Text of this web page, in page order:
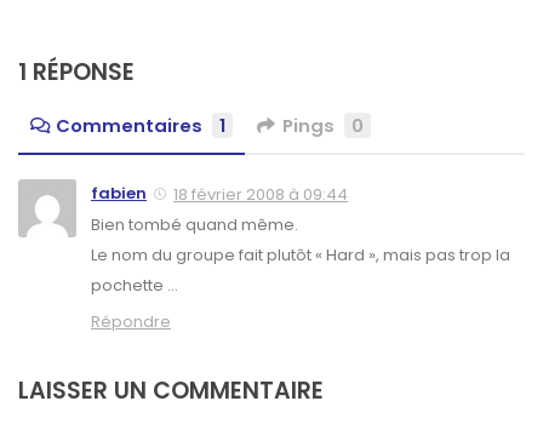
1 RÉPONSE
Commentaires 1 Pings 0
fabien
18 février 2008 à 09:44
Bien tombé quand même.
Le nom du groupe fait plutôt « Hard », mais pas trop la
pochette …
Répondre
LAISSER UN COMMENTAIRE